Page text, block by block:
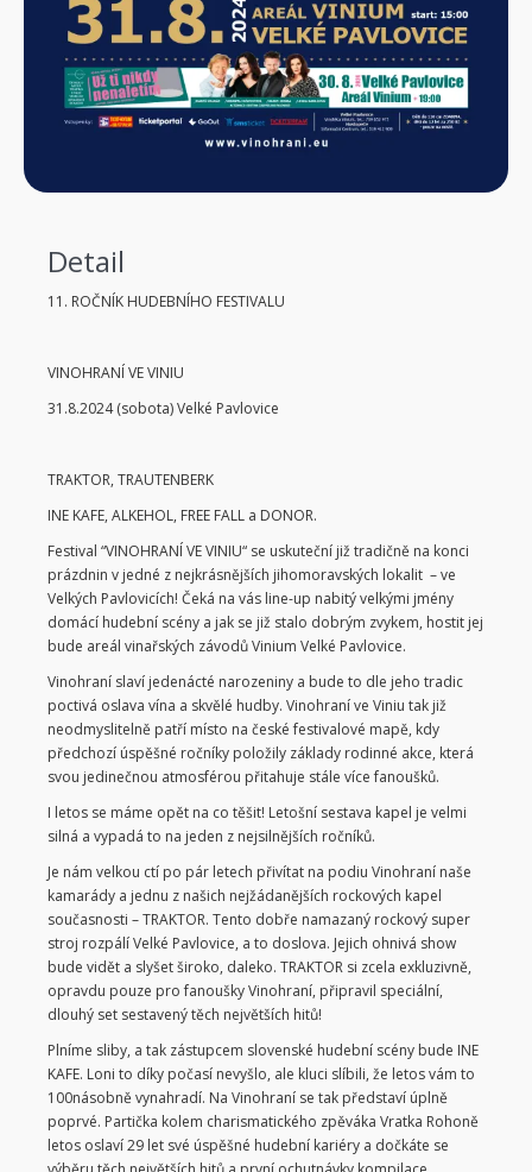
Detail
11. ROČNÍK HUDEBNÍHO FESTIVALU
VINOHRANÍ VE VINIU
31.8.2024 (sobota) Velké Pavlovice
TRAKTOR, TRAUTENBERK
INE KAFE, ALKEHOL, FREE FALL a DONOR.
Festival “VINOHRANÍ VE VINIU“ se uskuteční již tradičně na konci
prázdnin v jedné z nejkrásnějších jihomoravských lokalit – ve
Velkých Pavlovicích! Čeká na vás line-up nabitý velkými jmény
domácí hudební scény a jak se již stalo dobrým zvykem, hostit jej
bude areál vinařských závodů Vinium Velké Pavlovice.
Vinohraní slaví jedenácté narozeniny a bude to dle jeho tradic
poctivá oslava vína a skvělé hudby. Vinohraní ve Viniu tak již
neodmyslitelně patří místo na české festivalové mapě, kdy
předchozí úspěšné ročníky položily základy rodinné akce, která
svou jedinečnou atmosférou přitahuje stále více fanoušků.
I letos se máme opět na co těšit! Letošní sestava kapel je velmi
silná a vypadá to na jeden z nejsilnějších ročníků.
Je nám velkou ctí po pár letech přivítat na podiu Vinohraní naše
kamarády a jednu z našich nejžádanějších rockových kapel
současnosti – TRAKTOR. Tento dobře namazaný rockový super
stroj rozpálí Velké Pavlovice, a to doslova. Jejich ohnivá show
bude vidět a slyšet široko, daleko. TRAKTOR si zcela exkluzivně,
opravdu pouze pro fanoušky Vinohraní, připravil speciální,
dlouhý set sestavený těch největších hitů!
Plníme sliby, a tak zástupcem slovenské hudební scény bude INE
KAFE. Loni to díky počasí nevyšlo, ale kluci slíbili, že letos vám to
100násobně vynahradí. Na Vinohraní se tak představí úplně
poprvé. Partička kolem charismatického zpěváka Vratka Rohoně
letos oslaví 29 let své úspěšné hudební kariéry a dočkáte se